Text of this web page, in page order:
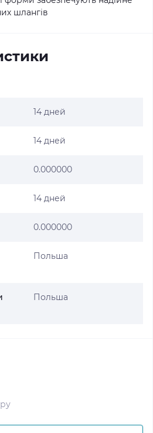
шлангів
14 дней
14 дней
0.000000
14 дней
0.000000
Польша
Польша